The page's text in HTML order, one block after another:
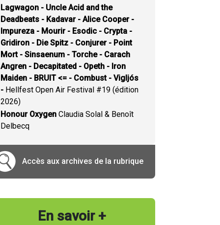
Lagwagon - Uncle Acid and the
Deadbeats - Kadavar - Alice Cooper -
Impureza - Mourir - Esodic - Crypta -
Gridiron - Die Spitz - Conjurer - Point
Mort - Sinsaenum - Torche - Carach
Angren - Decapitated - Opeth - Iron
Maiden - BRUIT <= - Combust - Vigljós
- Hellfest Open Air Festival #19 (édition
2026)
Honour Oxygen Claudia Solal & Benoît
Delbecq
Accès aux archives de la rubrique
En savoir +